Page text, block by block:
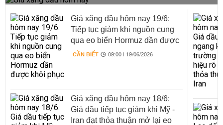
Giá xăng dầu hôm nay 19/6:
Tiếp tục giảm khi nguồn cung
qua eo biển Hormuz dần được
khôi phục
CẦN BIẾT 09:00 | 19/06/2026
Giá xăng dầu hôm nay 18/6:
Giá dầu tiếp tục giảm khi Mỹ -
Iran đạt thỏa thuận mở lại eo